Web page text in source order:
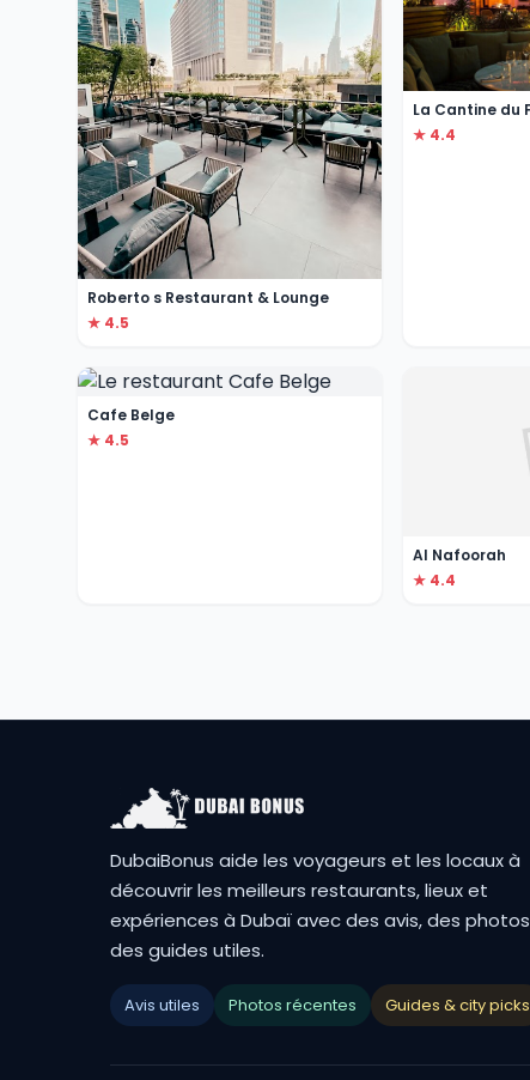
Roberto s Restaurant & Lounge
★ 4.5
La Cantine du
★ 4.4
Cafe Belge
★ 4.5
Al Nafoorah
★ 4.4
DubaiBonus aide les voyageurs et les locaux à
découvrir les meilleurs restaurants, lieux et
expériences à Dubaï avec des avis, des
des guides utiles.
Avis utiles Photos récentes Guides & city picks